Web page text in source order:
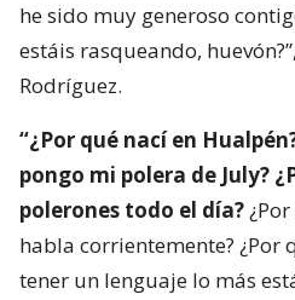
he sido muy generoso
estáis rasqueando,
Rodríguez.
“¿Por qué nací en
pongo mi polera de July?
polerones todo el día?
habla corrientemente? ¿Por
tener un lenguaje lo más